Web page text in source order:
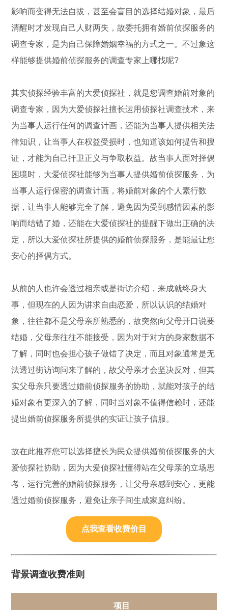
影响而变得无法自拔，甚至会盲目的选择结婚对象，最后
清醒时才发现自己人财两失，故委托拥有婚前侦探服务的
调查专家，是为自己保障婚姻幸福的方式之一。不过象这
样能够提供婚前侦探服务的调查专家上哪找呢?
其实侦探经验丰富的大爱侦探社，就是您调查婚前对象的
调查专家，因为大爱侦探社擅长运用侦探社调查技术，来
为当事人运行任何的调查计画，还能为当事人提供相关法
律知识，让当事人在权益受损时，也知道该如何提告和搜
证，才能为自己扞卫正义与争取权益。故当事人面对择偶
困境时，大爱侦探社能够为当事人提供婚前侦探服务，为
当事人运行保密的调查计画，将婚前对象的个人素行数
据，让当事人能够完全了解，避免因为受到感情因素的影
响而结错了婚，还能在大爱侦探社的提醒下做出正确的决
定，所以大爱侦探社所提供的婚前侦探服务，是能最让您
安心的择偶方式。
从前的人也许会透过相亲或是街访介绍，来成就终身大
事，但现在的人因为讲求自由恋爱，所以认识的结婚对
象，往往都不是父母亲所熟悉的，故突然向父母开口说要
结婚，父母亲往往不能接受，因为对于对方的身家数据不
了解，同时也会担心孩子做错了决定，而且对象通常是无
法透过街访询问来了解的，故父母亲才会坚决反对，但其
实父母亲只要透过婚前侦探服务的协助，就能对孩子的结
婚对象有更深入的了解，同时当对象不值得信赖时，还能
提出婚前侦探服务所提供的实证让孩子信服。
故在此推荐您可以选择擅长为民众提供婚前侦探服务的大
爱侦探社协助，因为大爱侦探社懂得站在父母亲的立场思
考，运行完善的婚前侦探服务，让父母亲感到安心，更能
透过婚前侦探服务，避免让亲子间生成家庭纠纷。
点我查看收费价目
背景调查收费准则
项目